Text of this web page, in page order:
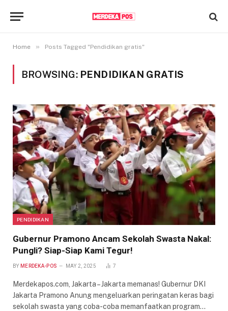
Home » Posts Tagged "Pendidikan gratis"
BROWSING: PENDIDIKAN GRATIS
PENDIDIKAN
Gubernur Pramono Ancam Sekolah Swasta Nakal:
Pungli? Siap-Siap Kami Tegur!
BY MERDEKA-POS MAY 2, 2025 7
Merdekapos.com, Jakarta – Jakarta memanas! Gubernur DKI
Jakarta Pramono Anung mengeluarkan peringatan keras bagi
sekolah swasta yang coba-coba memanfaatkan program…